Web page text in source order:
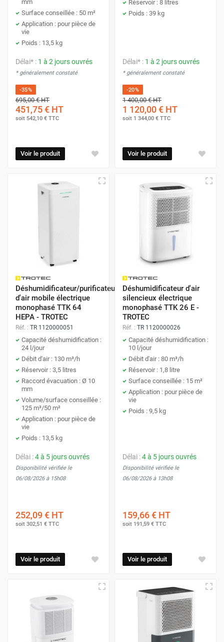
mm
Surface conseillée : 50 m²
Application : pour pièce de
vie
Poids : 13,5 kg
Délai* : 1 à 2 jours ouvrés
* généralement constaté
-35%
695,00 €HT
451,75 € HT
soit 542,10 € TTC
Voir le produit
Réservoir : 8 litres
Poids : 39 kg
Délai* : 1 à 2 jours ouvrés
* généralement constaté
-20%
1 400,00 €HT
1 120,00 € HT
soit 1 344,00 € TTC
Voir le produit
Déshumidificateur/purificateur
d'air mobile électrique
monophasé TTK 64
HEPA - TROTEC
Réf. : TR 1120000051
Capacité déshumidification :
24 l/jour
Débit d'air : 130 m³/h
Réservoir : 3,5 litres
Raccord évacuation : Ø 10
mm
Volume/surface conseillée :
125 m³/50 m²
Application : pour pièce de
vie
Poids : 13,5 kg
Délai :4 à 5 jours ouvrés
Disponibilité vérifiée le
06/08/2026 à 15h08
252,09 € HT
soit 302,51 € TTC
Voir le produit
Déshumidificateur d'air
silencieux électrique
monophasé TTK 26 E -
TROTEC
Réf. : TR 1120000026
Capacité déshumidification :
10 l/jour
Débit d'air : 80 m³/h
Réservoir : 1,8 litre
Surface conseillée : 15 m²
Application : pour pièce de
vie
Poids : 9,5 kg
Délai :4 à 5 jours ouvrés
Disponibilité vérifiée le
06/08/2026 à 13h08
159,66 € HT
soit 191,59 € TTC
Voir le produit